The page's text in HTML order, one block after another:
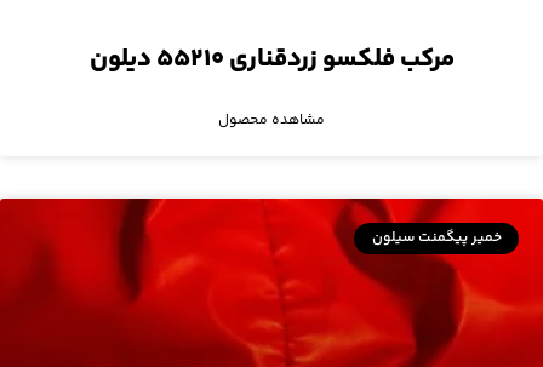
مرکب فلکسو زردقناری ۵۵۲۱۰ دیلون
مشاهده محصول
خمیر پیگمنت سیلون